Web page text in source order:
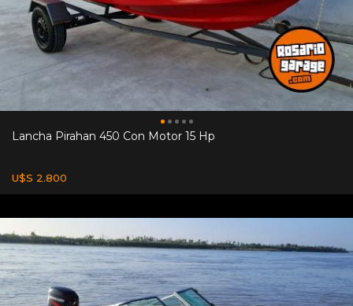
Lancha Pirahan 450 Con Motor 15 Hp
U$S 2.800